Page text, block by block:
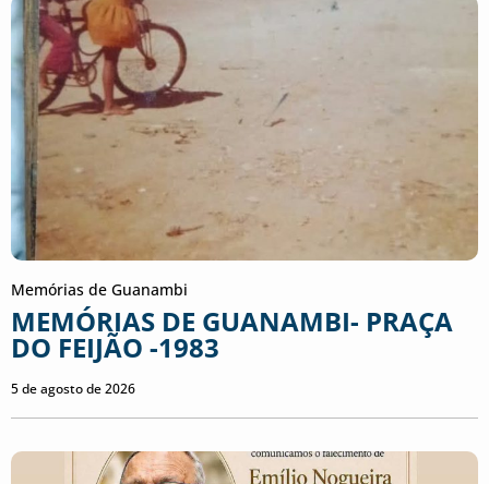
Memórias de Guanambi
MEMÓRIAS DE GUANAMBI- PRAÇA
DO FEIJÃO -1983
5 de agosto de 2026